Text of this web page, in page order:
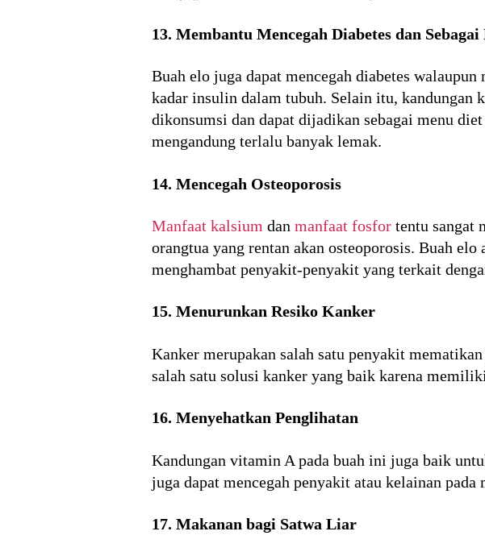
13. Membantu Mencegah Diabetes dan
Buah elo juga dapat mencegah diabetes
kadar insulin dalam tubuh. Selain itu, kandungan
dikonsumsi dan dapat dijadikan sebagai menu
mengandung terlalu banyak lemak.
14. Mencegah Osteoporosis
Manfaat kalsium dan manfaat fosfor tentu sangat
orangtua yang rentan akan osteoporosis. Buah
menghambat penyakit-penyakit yang terkait
15. Menurunkan Resiko Kanker
Kanker merupakan salah satu penyakit
salah satu solusi kanker yang baik karena
16. Menyehatkan Penglihatan
Kandungan vitamin A pada buah ini juga baik
juga dapat mencegah penyakit atau kelainan
17. Makanan bagi Satwa Liar